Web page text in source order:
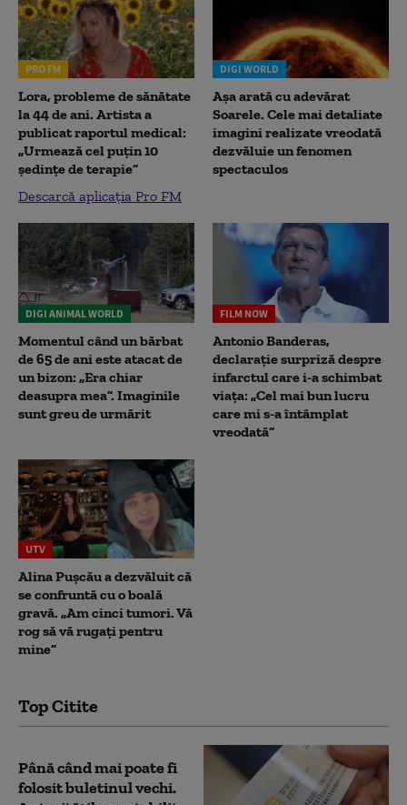
PRO FM
Lora, probleme de sănătate
la 44 de ani. Artista a
publicat raportul medical:
„Urmează cel puțin 10
ședințe de terapie”
Descarcă aplicația Pro FM
DIGI WORLD
Așa arată cu adevărat
Soarele. Cele mai detaliate
imagini realizate vreodată
dezvăluie un fenomen
spectaculos
DIGI ANIMAL WORLD
Momentul când un bărbat
de 65 de ani este atacat de
un bizon: „Era chiar
deasupra mea”. Imaginile
sunt greu de urmărit
FILM NOW
Antonio Banderas,
declarație surpriză despre
infarctul care i-a schimbat
viața: „Cel mai bun lucru
care mi s-a întâmplat
vreodată”
UTV
Alina Pușcău a dezvăluit că
se confruntă cu o boală
gravă. „Am cinci tumori. Vă
rog să vă rugați pentru
mine”
Top Citite
Până când mai poate fi
folosit buletinul vechi.